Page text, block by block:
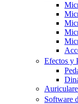
Efectos y
Software